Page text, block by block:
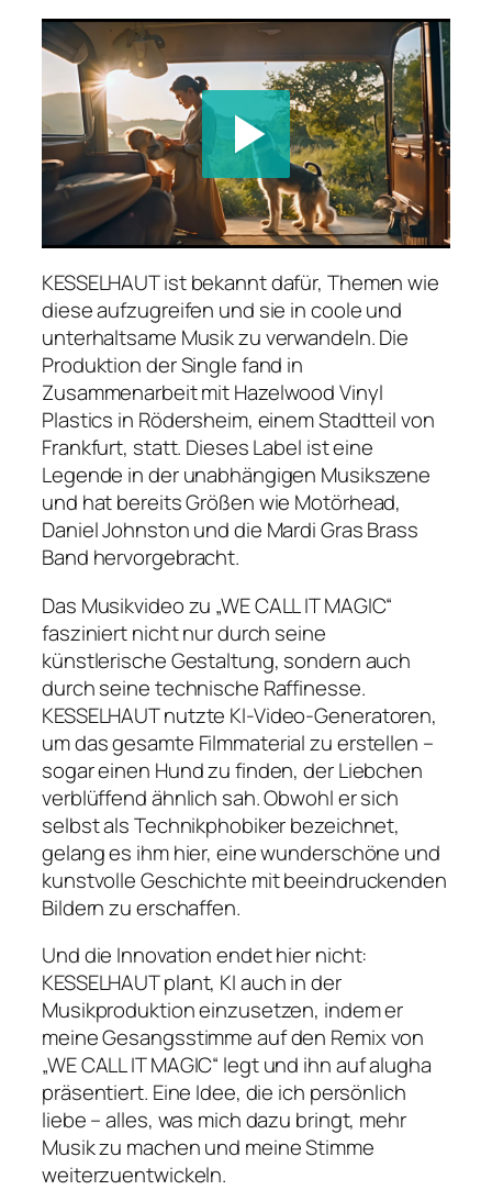
KESSELHAUT ist bekannt dafür, Themen wie
diese aufzugreifen und sie in coole und
unterhaltsame Musik zu verwandeln. Die
Produktion der Single fand in
Zusammenarbeit mit Hazelwood Vinyl
Plastics in Rödersheim, einem Stadtteil von
Frankfurt, statt. Dieses Label ist eine
Legende in der unabhängigen Musikszene
und hat bereits Größen wie Motörhead,
Daniel Johnston und die Mardi Gras Brass
Band hervorgebracht.
Das Musikvideo zu „WE CALL IT MAGIC“
fasziniert nicht nur durch seine
künstlerische Gestaltung, sondern auch
durch seine technische Raffinesse.
KESSELHAUT nutzte KI-Video-Generatoren,
um das gesamte Filmmaterial zu erstellen –
sogar einen Hund zu finden, der Liebchen
verblüffend ähnlich sah. Obwohl er sich
selbst als Technikphobiker bezeichnet,
gelang es ihm hier, eine wunderschöne und
kunstvolle Geschichte mit beeindruckenden
Bildern zu erschaffen.
Und die Innovation endet hier nicht:
KESSELHAUT plant, KI auch in der
Musikproduktion einzusetzen, indem er
meine Gesangsstimme auf den Remix von
„WE CALL IT MAGIC“ legt und ihn auf alugha
präsentiert. Eine Idee, die ich persönlich
liebe – alles, was mich dazu bringt, mehr
Musik zu machen und meine Stimme
weiterzuentwickeln.